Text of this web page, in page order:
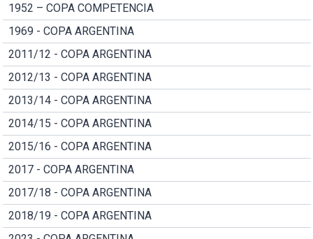
1952 – COPA COMPETENCIA
1969 - COPA ARGENTINA
2011/12 - COPA ARGENTINA
2012/13 - COPA ARGENTINA
2013/14 - COPA ARGENTINA
2014/15 - COPA ARGENTINA
2015/16 - COPA ARGENTINA
2017 - COPA ARGENTINA
2017/18 - COPA ARGENTINA
2018/19 - COPA ARGENTINA